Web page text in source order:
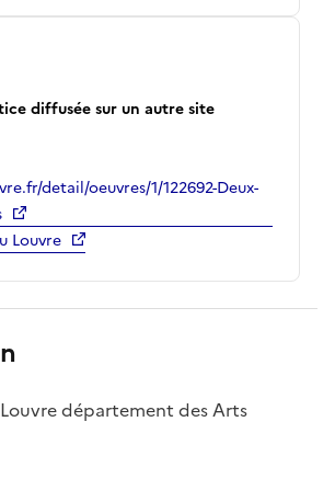
diffusée sur un autre site
detail/oeuvres/1/122692-Deux-
Louvre
département des Arts